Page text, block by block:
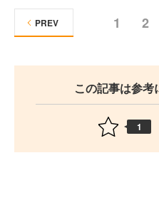
1 2
PREV
この記事は参考
1